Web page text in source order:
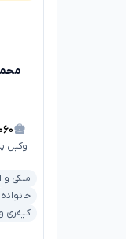
وکیل
ملکی و
خانواده
کیفری